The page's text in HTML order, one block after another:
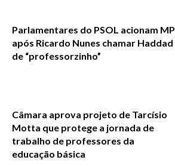
Parlamentares do PSOL acionam MP
após Ricardo Nunes chamar Haddad
de “professorzinho”
Câmara aprova projeto de Tarcísio
Motta que protege a jornada de
trabalho de professores da
educação básica